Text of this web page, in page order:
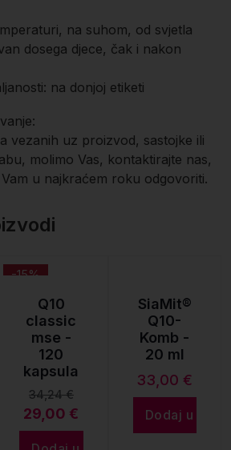
na suhom, od svjetla
dosega djece, čak i nakon
na donjoj etiketi
vezanih uz proizvod, sastojke ili
molimo Vas, kontaktirajte nas,
u najkraćem roku odgovoriti.
-15%
Q10
classic
mse -
120
kapsula
34,24€
Izvorna
cijena
29,00 €
Trenutna
cijena
SiaMit®
Q10-
Komb -
20 ml
33,00 €
Dodaj u